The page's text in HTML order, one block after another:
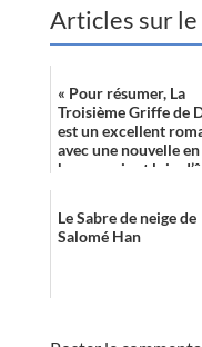
Articles sur
« Pour résumer, La
Troisième Griffe de
est un excellent
avec une nouvelle en
bonus qui est loin
Le Sabre de neige de
Salomé Han